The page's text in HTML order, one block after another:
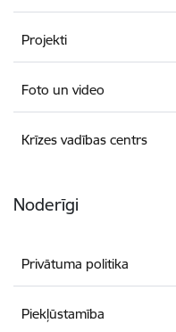
Projekti
Foto un video
Krīzes vadības centrs
Noderīgi
Privātuma politika
Piekļūstamība